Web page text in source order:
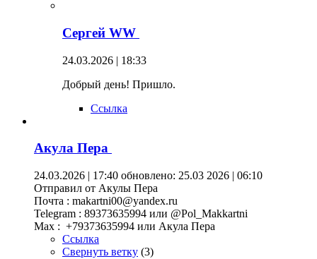
Сергей WW
24.03.2026 | 18:33
Добрый день! Пришло.
Ссылка
Акула Пера
24.03.2026 | 17:40 обновлено: 25.03 2026 | 06:10
Отправил от Акулы Пера
Почта : makartni00@yandex.ru
Telegram : 89373635994 или @Pol_Makkartni
Maх : +79373635994 или Акула Пера
Ссылка
Свернуть ветку (3)